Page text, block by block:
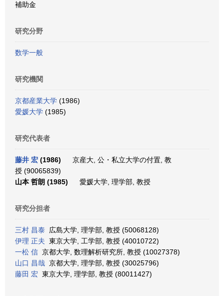
補助金
研究分野
数学一般
研究機関
京都産業大学 (1986)
愛媛大学 (1985)
研究代表者
藤井 宏 (1986)
京産大, 公・私立大学の付置, 教
授 (90065839)
山本 哲朗 (1985)
愛媛大学, 理学部, 教授
研究分担者
三村 昌泰 広島大学, 理学部, 教授 (50068128)
伊理 正夫 東京大学, 工学部, 教授 (40010722)
一松 信 京都大学, 数理解析研究所, 教授 (10027378)
山口 昌哉 京都大学, 理学部, 教授 (30025796)
藤田 宏 東京大学, 理学部, 教授 (80011427)